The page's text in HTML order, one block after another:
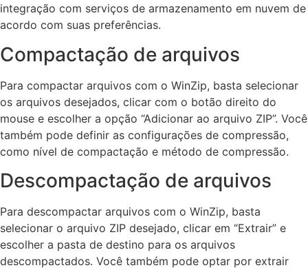
integração com serviços de armazenamento em nuvem de
acordo com suas preferências.
Compactação de arquivos
Para compactar arquivos com o WinZip, basta selecionar
os arquivos desejados, clicar com o botão direito do
mouse e escolher a opção “Adicionar ao arquivo ZIP”. Você
também pode definir as configurações de compressão,
como nível de compactação e método de compressão.
Descompactação de arquivos
Para descompactar arquivos com o WinZip, basta
selecionar o arquivo ZIP desejado, clicar em “Extrair” e
escolher a pasta de destino para os arquivos
descompactados. Você também pode optar por extrair